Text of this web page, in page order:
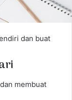
dan buat
membuat